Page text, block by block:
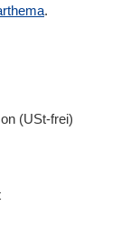
.
(USt-frei)